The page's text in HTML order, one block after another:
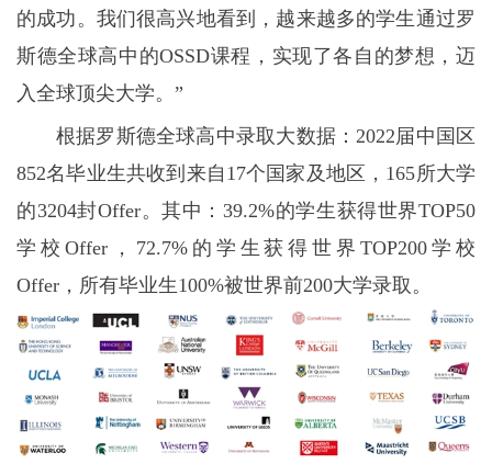
的成功。我们很高兴地看到，越来越多的学生通过罗
斯德全球高中的OSSD课程，实现了各自的梦想，迈
入全球顶尖大学。”
根据罗斯德全球高中录取大数据：2022届中国区
852名毕业生共收到来自17个国家及地区，165所大学
的3204封Offer。其中：39.2%的学生获得世界TOP50
学校Offer，72.7%的学生获得世界TOP200学校
Offer，所有毕业生100%被世界前200大学录取。